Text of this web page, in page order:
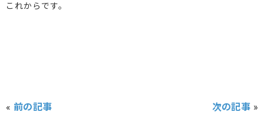
これからです。
« 前の記事 次の記事 »